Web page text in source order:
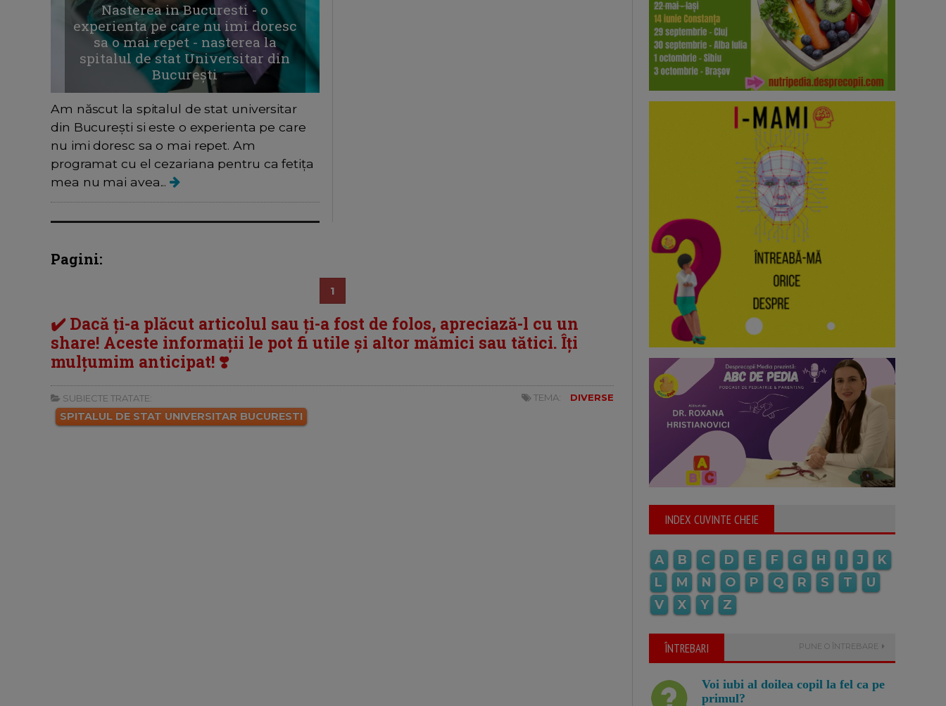
Nasterea in Bucuresti - o
experienta pe care nu imi doresc
sa o mai repet - nasterea la
spitalul de stat Universitar din
București
Am născut la spitalul de stat universitar
din București si este o experienta pe care
nu imi doresc sa o mai repet. Am
programat cu el cezariana pentru ca fetița
mea nu mai avea...
Pagini:
1
✔️ Dacă ți-a plăcut articolul sau ți-a fost de folos, apreciază-l cu un
share! Aceste informații le pot fi utile și altor mămici sau tătici. Îți
mulțumim anticipat! ❣️
SUBIECTE TRATATE:
SPITALUL DE STAT UNIVERSITAR BUCURESTI
TEMA: DIVERSE
INDEX CUVINTE CHEIE
A B C D E F G H I J
K
L
M N O P Q R S T
U
V
X Y Z
ÎNTREBARI PUNE O ÎNTREBARE
Voi iubi al doilea copil la fel ca pe
primul?